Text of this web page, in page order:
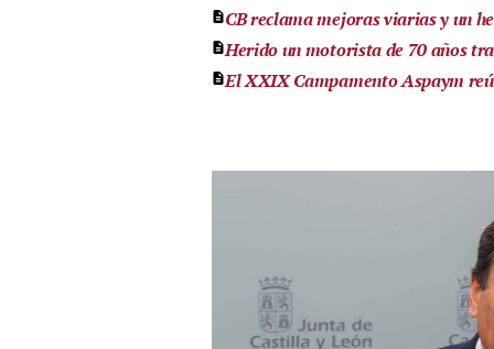
CB reclama mejoras viarias y un
Herido un motorista de 70 años
El XXIX Campamento Aspaym